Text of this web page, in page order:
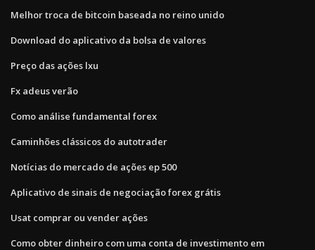
Melhor troca de bitcoin baseada no reino unido
Download do aplicativo da bolsa de valores
Preço das ações lxu
Fx adeus verão
Como análise fundamental forex
Caminhões clássicos do autotrader
Notícias do mercado de ações ep 500
Aplicativo de sinais de negociação forex grátis
Usat comprar ou vender ações
Como obter dinheiro com uma conta de investimento em